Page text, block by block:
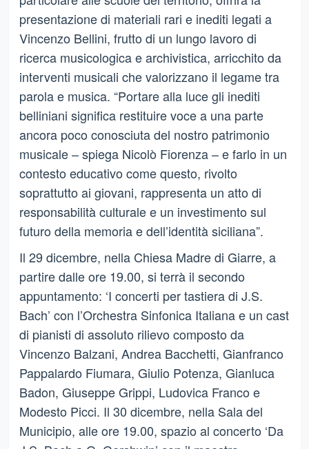
presentazione di materiali rari e inediti legati a
Vincenzo Bellini, frutto di un lungo lavoro di
ricerca musicologica e archivistica, arricchito da
interventi musicali che valorizzano il legame tra
parola e musica. “Portare alla luce gli inediti
belliniani significa restituire voce a una parte
ancora poco conosciuta del nostro patrimonio
musicale – spiega Nicolò Fiorenza – e farlo in un
contesto educativo come questo, rivolto
soprattutto ai giovani, rappresenta un atto di
responsabilità culturale e un investimento sul
futuro della memoria e dell’identità siciliana”.
Il 29 dicembre, nella Chiesa Madre di Giarre, a
partire dalle ore 19.00, si terrà il secondo
appuntamento: ‘I concerti per tastiera di J.S.
Bach’ con l’Orchestra Sinfonica Italiana e un cast
di pianisti di assoluto rilievo composto da
Vincenzo Balzani, Andrea Bacchetti, Gianfranco
Pappalardo Fiumara, Giulio Potenza, Gianluca
Badon, Giuseppe Grippi, Ludovica Franco e
Modesto Picci. Il 30 dicembre, nella Sala del
Municipio, alle ore 19.00, spazio al concerto ‘Da